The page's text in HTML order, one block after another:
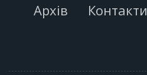
Архів Контакти